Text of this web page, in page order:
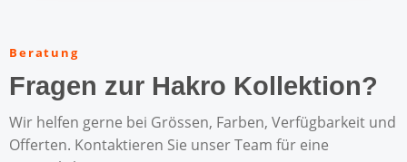
Beratung
Fragen zur Hakro Kollektion?
Wir helfen gerne bei Grössen, Farben, Verfügbarkeit und
Offerten. Kontaktieren Sie unser Team für eine